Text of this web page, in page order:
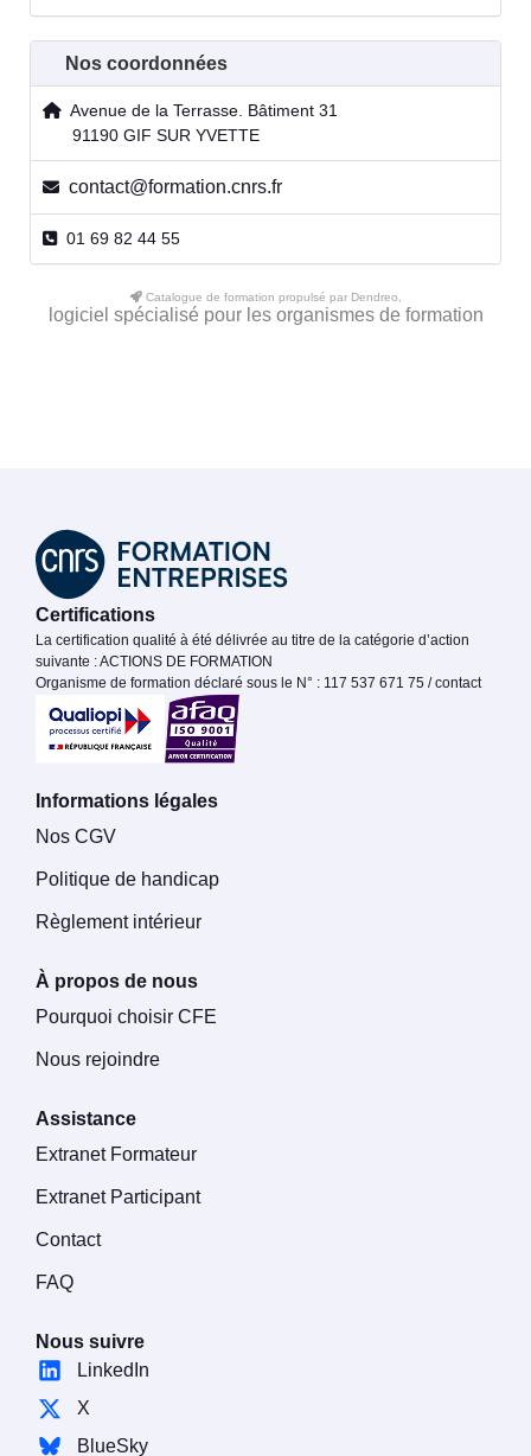
Nos coordonnées
Avenue de la Terrasse. Bâtiment 31
91190 GIF SUR YVETTE
contact@formation.cnrs.fr
01 69 82 44 55
Catalogue de formation propulsé par Dendreo,
logiciel spécialisé pour les organismes de formation
Certifications
La certification qualité à été délivrée au titre de la catégorie d’action
suivante : ACTIONS DE FORMATION
Organisme de formation déclaré sous le N° : 117 537 671 75 / contact
Informations légales
Nos CGV
Politique de handicap
Règlement intérieur
À propos de nous
Pourquoi choisir CFE
Nous rejoindre
Assistance
Extranet Formateur
Extranet Participant
Contact
FAQ
Nous suivre
LinkedIn
X
BlueSky